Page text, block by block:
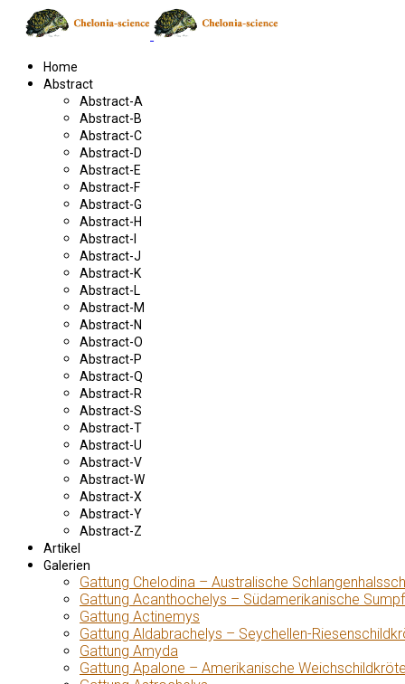
Home
Abstract
Abstract-A
Abstract-B
Abstract-C
Abstract-D
Abstract-E
Abstract-F
Abstract-G
Abstract-H
Abstract-I
Abstract-J
Abstract-K
Abstract-L
Abstract-M
Abstract-N
Abstract-O
Abstract-P
Abstract-Q
Abstract-R
Abstract-S
Abstract-T
Abstract-U
Abstract-V
Abstract-W
Abstract-X
Abstract-Y
Abstract-Z
Artikel
Galerien
Gattung Chelodina – Australische
Gattung Acanthochelys – Südamerikanische
Gattung Actinemys
Gattung Aldabrachelys – Seychellen-
Gattung Amyda
Gattung Apalone – Amerikanische